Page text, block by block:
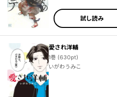
試し読み
愛され洋輔
1巻 (630pt)
いがわうみこ